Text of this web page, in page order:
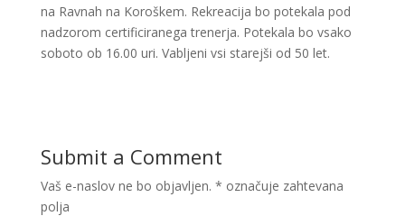
na Ravnah na Koroškem. Rekreacija bo potekala pod
nadzorom certificiranega trenerja. Potekala bo vsako
soboto ob 16.00 uri. Vabljeni vsi starejši od 50 let.
Submit a Comment
Vaš e-naslov ne bo objavljen. * označuje zahtevana
polja